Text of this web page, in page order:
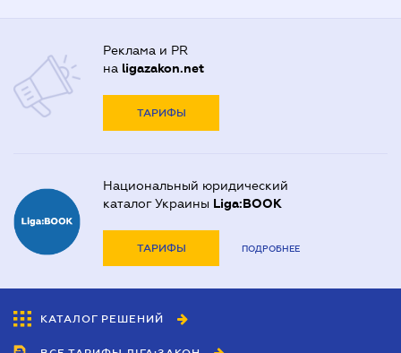
Реклама и PR
на ligazakon.net
ТАРИФЫ
Национальный юридический
каталог Украины Liga:BOOK
ТАРИФЫ ПОДРОБНЕЕ
КАТАЛОГ РЕШЕНИЙ